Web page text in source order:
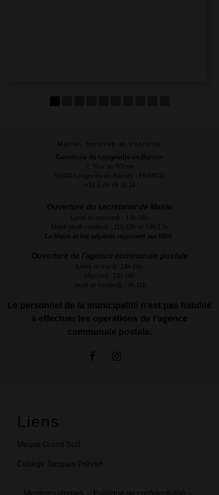
Mairie, horaires et contacts
Commune de Longeville-en-Barrois
2, Rue de l'Orme
55000 Longeville-en-Barrois - FRANCE
+33 3 29 79 19 24
Ouverture du secretariat de Mairie
Lundi et mercredi : 14h-18h
Mardi-jeudi-vendredi : 11h-12h et 14h-17h
Le Maire et les adjoints reçoivent sur RDV
Ouverture de l'agence communale postale
Lundi et mardi: 14h-16h
Mercredi :14h-18h
Jeudi et vendredi : 9h-11h
Le personnel de la municipalité n'est pas habilité
à effectuer les operations de l'agence
communale postale.
Liens
Meuse Grand Sud
Collège Jacques Prévert